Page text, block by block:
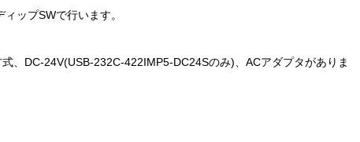
ップSWで行います。
、DC-24V(USB-232C-422IMP5-DC24Sのみ)、ACアダプタがありま